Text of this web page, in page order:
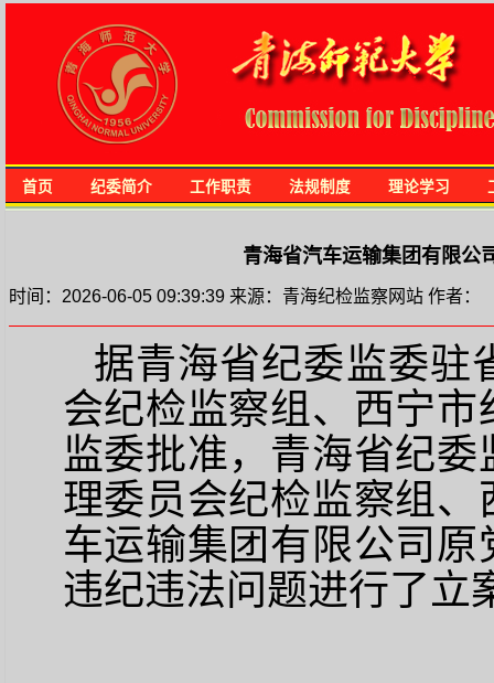
首页 纪委简介 工作职责 法规制度 理论学习
青海省汽车运输集团有限公
时间：2026-06-05 09:39:39 来源：青海纪检监察网站 作者：
据青海省纪委监委驻
会纪检监察组、西宁
监委批准，青海省纪
理委员会纪检监察组
车运输集团有限公司
违纪违法问题进行了立